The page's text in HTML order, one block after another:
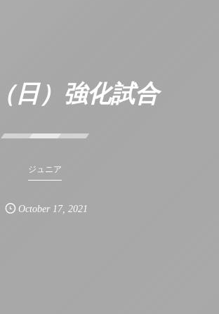
日）強化試合
ジュニア
October 17,2021